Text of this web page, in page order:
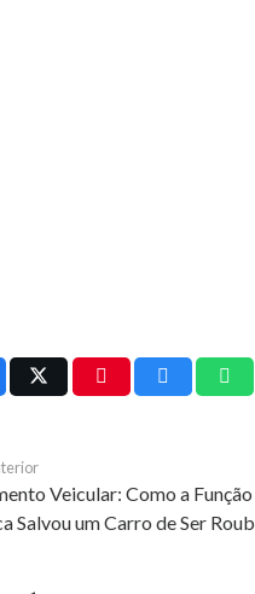
Veicular: Como a
Salvou um Carro de Ser